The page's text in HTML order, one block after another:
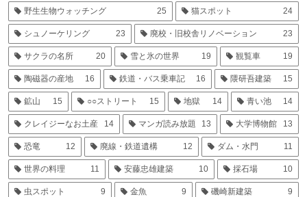
野生生物ウォッチング 25 猫スポット 24
シュノーケリング 23 廃校・旧校舎リノベーション 23
サクラの名所 20 雪と氷の世界 19 観覧車 19
陶磁器の産地 16 鉄道・バス乗車記 16 隈研吾建築 15
鉱山 15 ○○ストリート 15 地獄 14 青い池 14
クレイジーなお土産 14 マンガ読み放題 13 大学博物館 13
恐竜 12 廃線・鉄道遺構 12 ダム・水門 11
世界の料理 11 安藤忠雄建築 10 採石場 10
虫スポット 9 金魚 9 磯崎新建築 9